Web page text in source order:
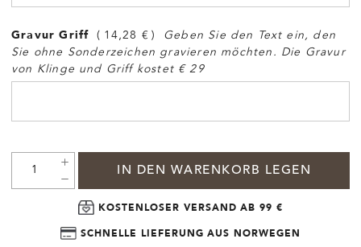
Gravur Griff 14,28 €
Geben Sie den Text ein, den
Sie ohne Sonderzeichen gravieren möchten. Die Gravur
von Klinge und Griff kostet € 29
IN DEN WARENKORB LEGEN
KOSTENLOSER VERSAND AB 99 €
SCHNELLE LIEFERUNG AUS NORWEGEN